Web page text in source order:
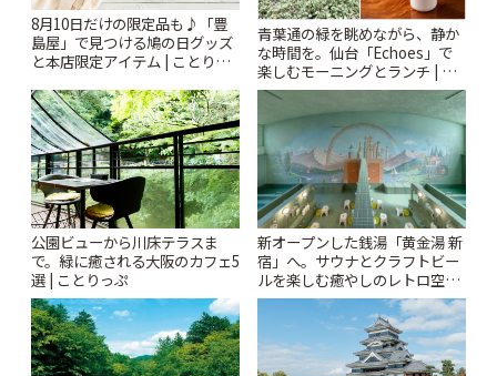
8月10日だけの限定品も♪「豊
島屋」で見つける鳩の日グッズ
と本店限定アイテム | ことりっ
青葉通の緑を眺めながら、静か
な時間を。仙台「Echoes」で
楽しむモーニングとランチ | こ
とりっぷ
公園ビューから川床テラスま
で。緑に癒される大阪のカフェ5
選 | ことりっぷ
新オープンした銭湯「黄金湯 新
宿」へ。サウナとクラフトビー
ルを楽しむ癒やしのレトロ空間
| ことりっぷ